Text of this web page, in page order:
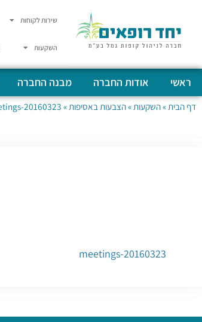
שירות לקוחות
השקעות
ראשי אודות החברה מבנה החברה
דף הבית »השקעות »הצבעות באסיפות »
20160323-meetings
20160323-meetings